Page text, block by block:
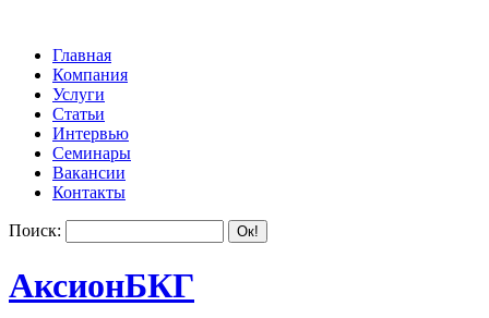
Главная
Компания
Услуги
Статьи
Интервью
Семинары
Вакансии
Контакты
Поиск:
АксионБКГ